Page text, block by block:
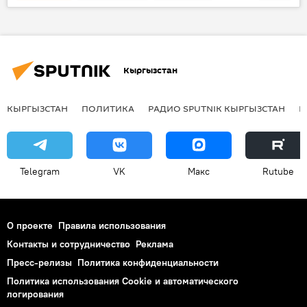
Радио Sputnik Кыргызстан
витамины
Кыргызстан
КЫРГЫЗСТАН ПОЛИТИКА РАДИО SPUTNIK КЫРГЫЗСТАН
Telegram VK Макс Rutube
О проекте Правила использования
Контакты и сотрудничество Реклама
Пресс-релизы Политика конфиденциальности
Политика использования Cookie и автоматического
логирования